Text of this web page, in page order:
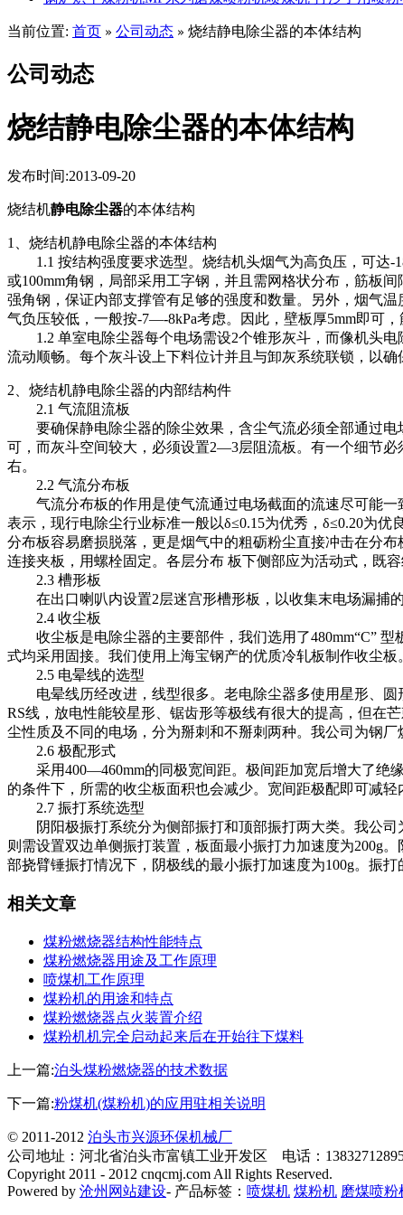
当前位置: 首页 » 公司动态 » 烧结静电除尘器的本体结构
公司动态
烧结静电除尘器的本体结构
发布时间:2013-09-20
烧结机静电除尘器的本体结构
1、烧结机静电除尘器的本体结构
1.1 按结构强度要求选型。烧结机头烟气为高负压，可达-
或100mm角钢，局部采用工字钢，并且需网格状分布，筋板
强角钢，保证内部支撑管有足够的强度和数量。另外，烟气
气负压较低，一般按-7—-8kPa考虑。因此，壁板厚5mm即可
1.2 单室电除尘器每个电场需设2个锥形灰斗，而像机头电
流动顺畅。每个灰斗设上下料位计并且与卸灰系统联锁，以确
2、烧结机静电除尘器的内部结构件
2.1 气流阻流板
要确保静电除尘器的除尘效果，含尘气流必须全部通过电
可，而灰斗空间较大，必须设置2—3层阻流板。有一个细节
右。
2.2 气流分布板
气流分布板的作用是使气流通过电场截面的流速尽可能一
表示，现行电除尘行业标准一般以δ≤0.15为优秀，δ≤0.20为
分布板容易磨损脱落，更是烟气中的粗砺粉尘直接冲击在分
连接夹板，用螺栓固定。各层分布 板下侧部应为活动式，既
2.3 槽形板
在出口喇叭内设置2层迷宫形槽形板，以收集末电场漏捕的
2.4 收尘板
收尘板是电除尘器的主要部件，我们选用了480mm“C” 型
式均采用固接。我们使用上海宝钢产的优质冷轧板制作收尘板
2.5 电晕线的选型
电晕线历经改进，线型很多。老电除尘器多使用星形、圆
RS线，放电性能较星形、锯齿形等极线有很大的提高，但在
尘性质及不同的电场，分为掰刺和不掰刺两种。我公司为钢
2.6 极配形式
采用400—460mm的同极宽间距。极间距加宽后增大了绝缘
的条件下，所需的收尘板面积也会减少。宽间距极配即可减
2.7 振打系统选型
阴阳极振打系统分为侧部振打和顶部振打两大类。我公司
则需设置双边单侧振打装置，板面最小振打力加速度为200g
部挠臂锤振打情况下，阴极线的最小振打加速度为100g。振
相关文章
煤粉燃烧器结构性能特点
煤粉燃烧器用途及工作原理
喷煤机工作原理
煤粉机的用途和特点
煤粉燃烧器点火装置介绍
煤粉机机完全启动起来后在开始往下煤料
上一篇:泊头煤粉燃烧器的技术数据
下一篇:粉煤机(煤粉机)的应用驻相关说明
© 2011-2012 泊头市兴源环保机械厂
公司地址：河北省泊头市富镇工业开发区 电话：
Copyright 2011 - 2012 cnqcmj.com All Rights Reserved.
Powered by 沧州网站建设- 产品标签： 喷煤机 煤粉机 磨煤喷粉